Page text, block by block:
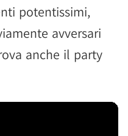
potentissimi,
avversari
anche il party